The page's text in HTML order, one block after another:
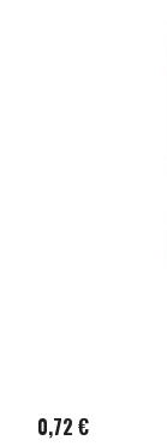
0,72 €